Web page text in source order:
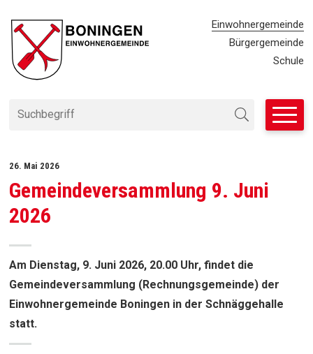
Navigieren in
Suchbegriff
Suche starten
Einwohnergemeinde
Bürgergemeinde
Schule
Gemeindeversammlung 9. Juni
2026
26. Mai 2026
Am Dienstag, 9. Juni 2026, 20.00 Uhr, findet die
Gemeindeversammlung (Rechnungsgemeinde) der
Einwohnergemeinde Boningen in der Schnäggehalle
statt.